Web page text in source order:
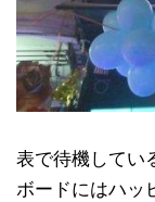
表で待機してい
ボードにはハッ